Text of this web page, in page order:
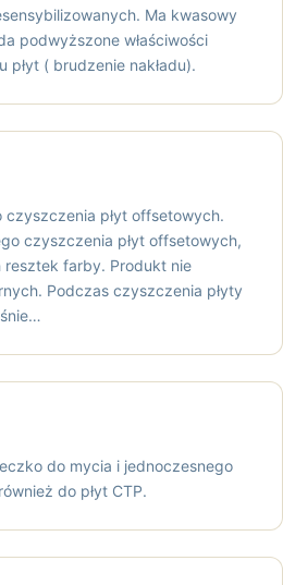
Ma kwasowy
podwyższone właściwości
płyt ( brudzenie nakładu).
czyszczenia płyt offsetowych.
czyszczenia płyt offsetowych,
farby. Produkt nie
Podczas czyszczenia płyty
do mycia i jednoczesnego
do płyt CTP.